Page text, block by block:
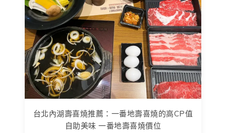
台北內湖壽喜燒推薦：一番地壽喜燒的高CP值
自助美味 一番地壽喜燒價位